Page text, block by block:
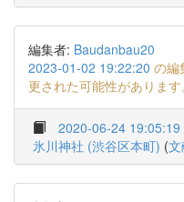
編集者: Baudanbau20
2023-01-02 19:22:20 の編
更された可能性があります
2020-06-24 19:05:19
氷川神社 (渋谷区本町) (